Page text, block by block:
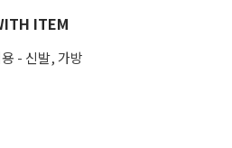
ITEM
- 신발, 가방